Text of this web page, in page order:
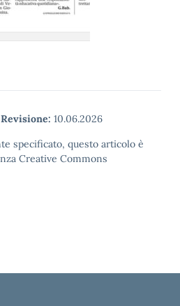
Revisione: 10.06.2026
specificato, questo articolo è
Creative Commons